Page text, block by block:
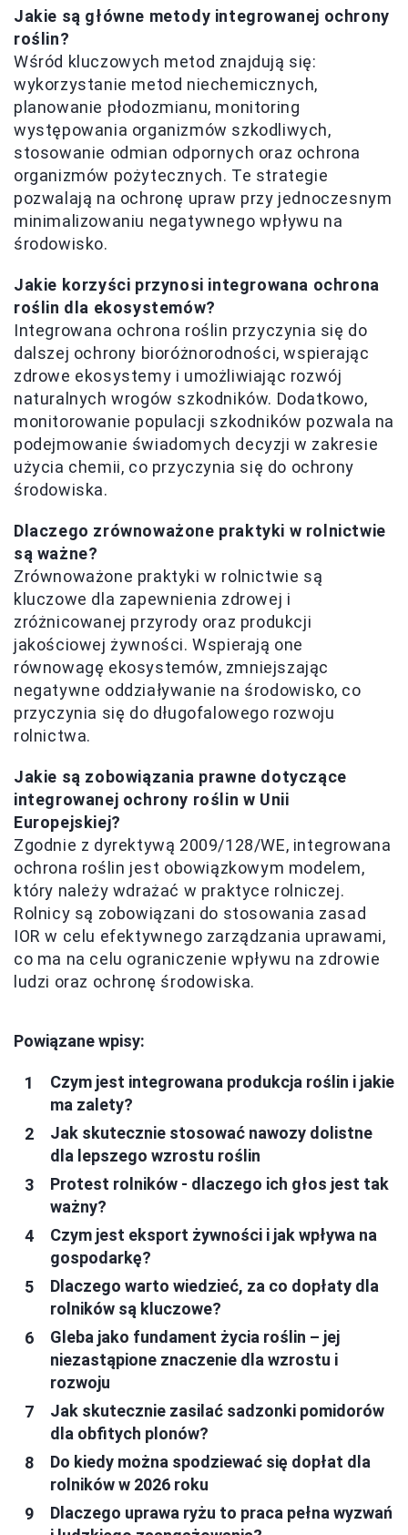
Jakie są główne metody integrowanej ochrony
roślin?
Wśród kluczowych metod znajdują się:
wykorzystanie metod niechemicznych,
planowanie płodozmianu, monitoring
występowania organizmów szkodliwych,
stosowanie odmian odpornych oraz ochrona
organizmów pożytecznych. Te strategie
pozwalają na ochronę upraw przy jednoczesnym
minimalizowaniu negatywnego wpływu na
środowisko.
Jakie korzyści przynosi integrowana ochrona
roślin dla ekosystemów?
Integrowana ochrona roślin przyczynia się do
dalszej ochrony bioróżnorodności, wspierając
zdrowe ekosystemy i umożliwiając rozwój
naturalnych wrogów szkodników. Dodatkowo,
monitorowanie populacji szkodników pozwala na
podejmowanie świadomych decyzji w zakresie
użycia chemii, co przyczynia się do ochrony
środowiska.
Dlaczego zrównoważone praktyki w rolnictwie
są ważne?
Zrównoważone praktyki w rolnictwie są
kluczowe dla zapewnienia zdrowej i
zróżnicowanej przyrody oraz produkcji
jakościowej żywności. Wspierają one
równowagę ekosystemów, zmniejszając
negatywne oddziaływanie na środowisko, co
przyczynia się do długofalowego rozwoju
rolnictwa.
Jakie są zobowiązania prawne dotyczące
integrowanej ochrony roślin w Unii
Europejskiej?
Zgodnie z dyrektywą 2009/128/WE, integrowana
ochrona roślin jest obowiązkowym modelem,
który należy wdrażać w praktyce rolniczej.
Rolnicy są zobowiązani do stosowania zasad
IOR w celu efektywnego zarządzania uprawami,
co ma na celu ograniczenie wpływu na zdrowie
ludzi oraz ochronę środowiska.
Powiązane wpisy:
Czym jest integrowana produkcja roślin i jakie
ma zalety?
Jak skutecznie stosować nawozy dolistne
dla lepszego wzrostu roślin
Protest rolników - dlaczego ich głos jest tak
ważny?
Czym jest eksport żywności i jak wpływa na
gospodarkę?
Dlaczego warto wiedzieć, za co dopłaty dla
rolników są kluczowe?
Gleba jako fundament życia roślin – jej
niezastąpione znaczenie dla wzrostu i
rozwoju
Jak skutecznie zasilać sadzonki pomidorów
dla obfitych plonów?
Do kiedy można spodziewać się dopłat dla
rolników w 2026 roku
Dlaczego uprawa ryżu to praca pełna wyzwań